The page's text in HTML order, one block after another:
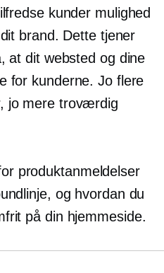
kunder mulighed
brand. Dette tjener
at dit websted og dine
for kunderne. Jo flere
jo mere troværdig
produktanmeldelser
og hvordan du
på din hjemmeside.